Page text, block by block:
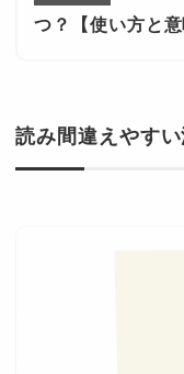
つ？【使い方と意
読み間違えやす